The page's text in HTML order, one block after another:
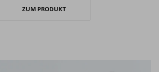
ZUM PRODUKT